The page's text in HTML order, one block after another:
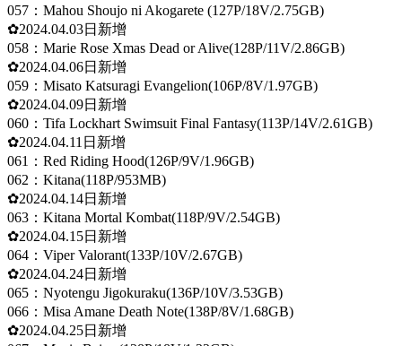
057：Mahou Shoujo ni Akogarete (127P/18V/2.75GB)
✿2024.04.03日新增
058：Marie Rose Xmas Dead or Alive(128P/11V/2.86GB)
✿2024.04.06日新增
059：Misato Katsuragi Evangelion(106P/8V/1.97GB)
✿2024.04.09日新增
060：Tifa Lockhart Swimsuit Final Fantasy(113P/14V/2.61GB)
✿2024.04.11日新增
061：Red Riding Hood(126P/9V/1.96GB)
062：Kitana(118P/953MB)
✿2024.04.14日新增
063：Kitana Mortal Kombat(118P/9V/2.54GB)
✿2024.04.15日新增
064：Viper Valorant(133P/10V/2.67GB)
✿2024.04.24日新增
065：Nyotengu Jigokuraku(136P/10V/3.53GB)
066：Misa Amane Death Note(138P/8V/1.68GB)
✿2024.04.25日新增